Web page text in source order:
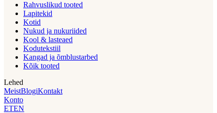
Rahvuslikud tooted
Lapitekid
Kotid
Nukud ja nukuriided
Kool & lasteaed
Kodutekstiil
Kangad ja õmblustarbed
Kõik tooted
Lehed
MeistBlogiKontakt
Konto
ETEN